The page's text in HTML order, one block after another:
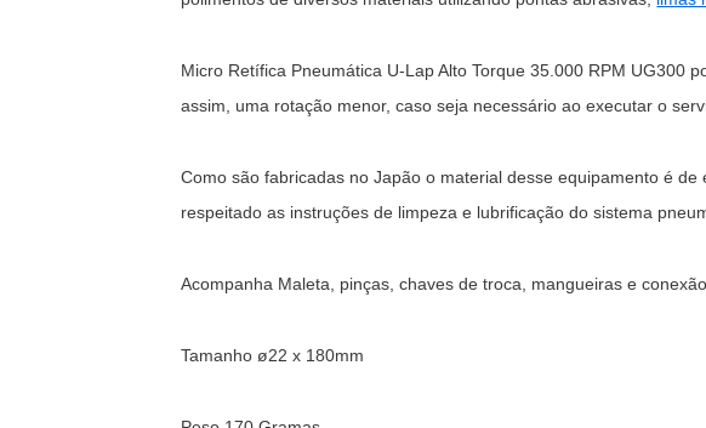
Micro Retífica Pneumática U-Lap Alto Torque 35.000 RPM UG300
assim, uma rotação menor, caso seja necessário ao executar o
Como são fabricadas no Japão o material desse equipamento é
respeitado as instruções de limpeza e lubrificação do sistema
Acompanha Maleta, pinças, chaves de troca, mangueiras e conexão.
Tamanho ø22 x 180mm